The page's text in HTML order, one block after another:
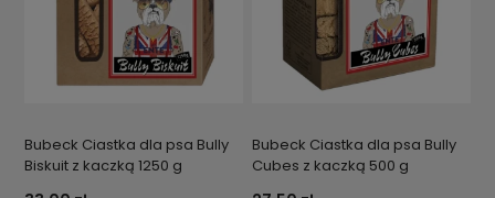
Bubeck Ciastka dla psa Bully
Biskuit z kaczką 1250 g
Bubeck Ciastka dla psa Bully
Cubes z kaczką 500 g